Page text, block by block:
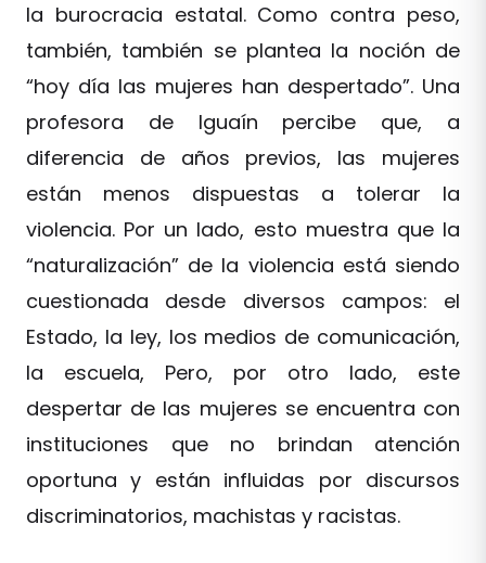
la burocracia estatal. Como contra peso,
también, también se plantea la noción de
“hoy día las mujeres han despertado”. Una
profesora de Iguaín percibe que, a
diferencia de años previos, las mujeres
están menos dispuestas a tolerar la
violencia. Por un lado, esto muestra que la
“naturalización” de la violencia está siendo
cuestionada desde diversos campos: el
Estado, la ley, los medios de comunicación,
la escuela, Pero, por otro lado, este
despertar de las mujeres se encuentra con
instituciones que no brindan atención
oportuna y están influidas por discursos
discriminatorios, machistas y racistas.